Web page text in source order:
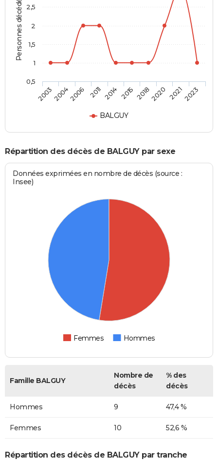
Personnes décédées
BALGUY
200320042006 2011 2014 2015 20182020 20212023
0,5
1
1,5
2
2,5
Répartition des décès de BALGUY par sexe
Données exprimées en nombre de décès (source :
Insee)
Femmes Hommes
Famille BALGUY
Nombre de
décès
% des
décès
Hommes 9 47,4 %
Femmes 10 52,6 %
Répartition des décès de BALGUY par tranche